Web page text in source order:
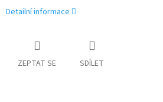
Detailní informace
ZEPTAT SE SDÍLET